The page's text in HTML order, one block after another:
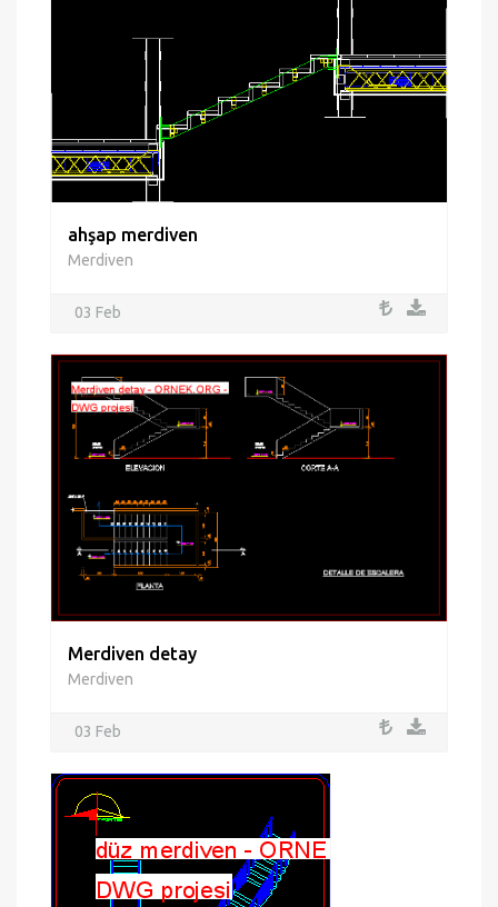
ahşap merdiven
Merdiven
03 Feb
Merdiven detay
Merdiven
03 Feb